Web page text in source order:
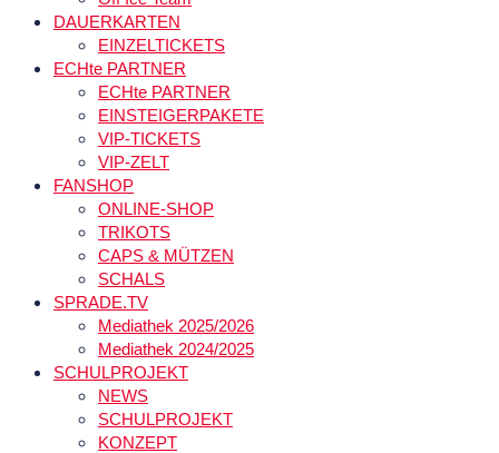
DAUERKARTEN
EINZELTICKETS
ECHte PARTNER
ECHte PARTNER
EINSTEIGERPAKETE
VIP-TICKETS
VIP-ZELT
FANSHOP
ONLINE-SHOP
TRIKOTS
CAPS & MÜTZEN
SCHALS
SPRADE.TV
Mediathek 2025/2026
Mediathek 2024/2025
SCHULPROJEKT
NEWS
SCHULPROJEKT
KONZEPT